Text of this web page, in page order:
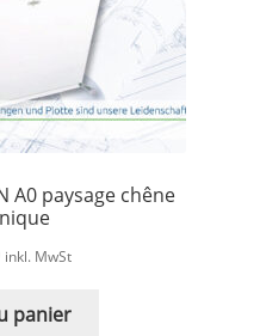
A0 paysage chêne
inkl. MwSt
panier